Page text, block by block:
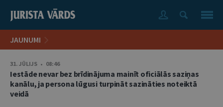
JAUNUMI
31. JŪLIJS • 08:46
Iestāde nevar bez brīdinājuma mainīt oficiālās saziņas
kanālu, ja persona lūgusi turpināt sazināties noteiktā
veidā